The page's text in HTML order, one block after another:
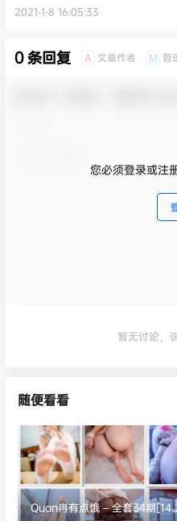
2021-1-8 16:05:33
0 条回复 A 文章作者 M 管
您必须登录或注
暂无讨论，
随便看看
Quan冉有点饿 – 全套34期